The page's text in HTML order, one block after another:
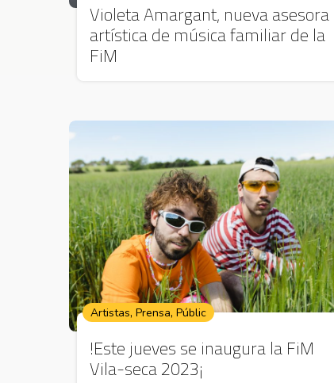
Violeta Amargant, nueva asesora
artística de música familiar de la
FiM
Artistas, Prensa, Públic
!Este jueves se inaugura la FiM
Vila-seca 2023¡